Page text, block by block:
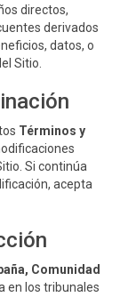
directos,
derivados
datos, o
Sitio.
Términos y
Si continúa
acepta
Comunidad
en los tribunales